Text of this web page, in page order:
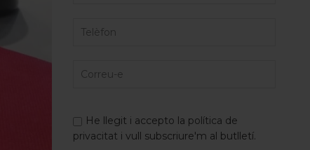
He llegit i accepto la política de
privacitat i vull subscriure'm al butlletí.